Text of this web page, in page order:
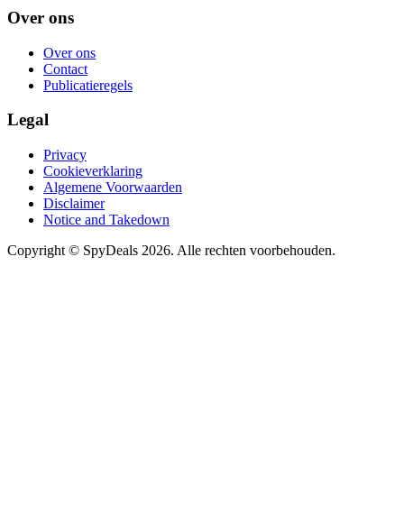
Over ons
Over ons
Contact
Publicatieregels
Legal
Privacy
Cookieverklaring
Algemene Voorwaarden
Disclaimer
Notice and Takedown
Copyright © SpyDeals 2026. Alle rechten voorbehouden.